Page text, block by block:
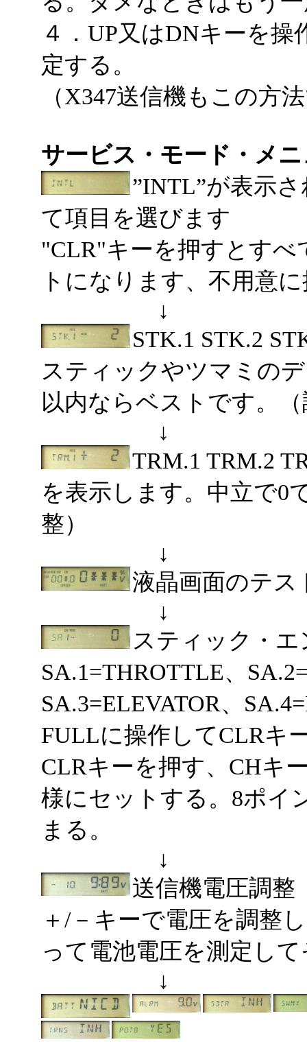
４．UP又はDNキーを
定する。
（X347送信機もこの方
サービス・モード・メ
”INTL”が表示
て項目を選びます
"CLR"キーを押すとすべ
トになります、不用意
↓
STK.1 STK.2
スティックやツマミの
以内ならベストです。
↓
TRM.1 TRM.2
を表示します。中立で0
整）
↓
液晶画面のテス
↓
スティック・
SA.1=THROTTLE、
SA.3=ELEVATOR、
FULLに操作してCLRキ
CLRキーを押す、CHキ
様にセットする。8ポイ
まる。
↓
送信機電圧調
＋/－キーで電圧を調整
って電池電圧を測定し
↓